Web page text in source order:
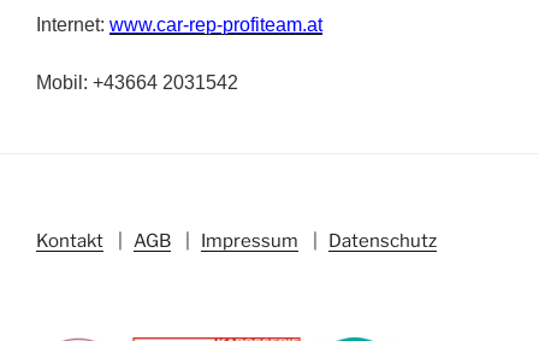
Internet: www.car-rep-profiteam.at
Mobil: +43664 2031542
Kontakt AGB Impressum Datenschutz